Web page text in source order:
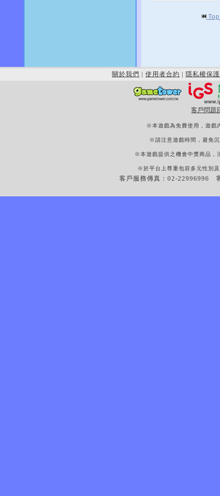
關於我們 | 使用者合約 | 隱私權保護
客戶問題
※本遊戲為免費使用，遊戲
※請注意遊戲時間，避免
※本遊戲提供之機會中獎商品，
※於平台上尊重包容多元性別
客戶服務傳真：02-22996996